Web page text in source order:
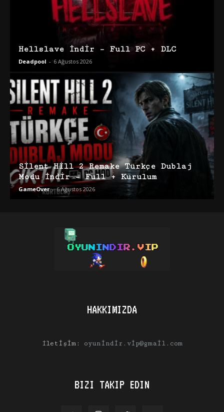
Hellslave İndir – Full PC + DLC
Deadpool - 6 Ağustos 2026
Silent Hill 2 Remake Türkçe Dublaj
Modu İndir – Full + Kurulum
GameOver - 6 Ağustos 2026
HAKKIMIZDA
İletişim: oyunindir.vip@gmail.com
BIZI TAKIP EDIN